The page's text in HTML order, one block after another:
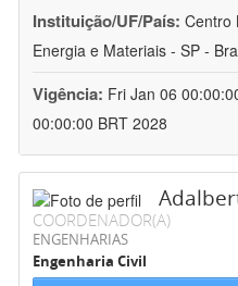
Instituição/UF/País: Centro
Energia e Materiais - SP -
Vigência: Fri Jan 06
00:00:00 BRT 2028
COORDENADOR(A)
ENGENHARIAS
Engenharia Civil